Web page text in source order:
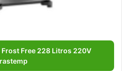
Free 228 Litros 220V